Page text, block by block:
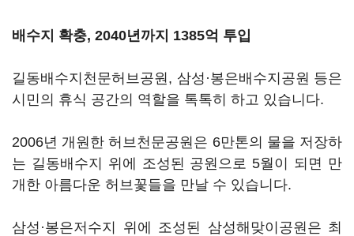
배수지 확충, 2040년까지 1385억 투입
길동배수지천문허브공원, 삼성·봉은배수지공원 등은
시민의 휴식 공간의 역할을 톡톡히 하고 있습니다.
2006년 개원한 허브천문공원은 6만톤의 물을 저장하
는 길동배수지 위에 조성된 공원으로 5월이 되면 만
개한 아름다운 허브꽃들을 만날 수 있습니다.
삼성·봉은저수지 위에 조성된 삼성해맞이공원은 최